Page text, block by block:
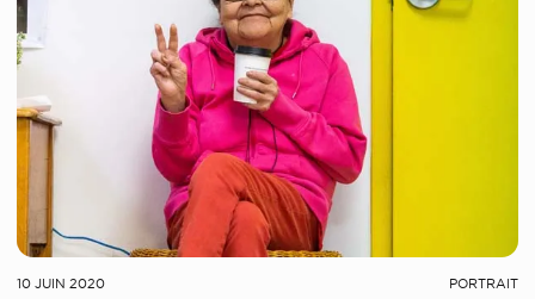
10 JUIN 2020 PORTRAIT